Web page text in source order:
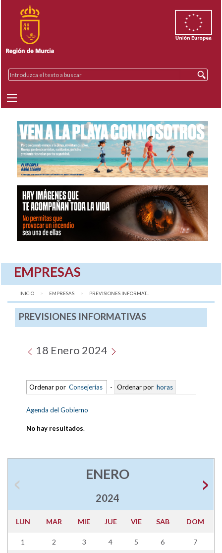
EMPRESAS
INICIO EMPRESAS AQUÍ:
PREVISIONES INFORMAT...
PREVISIONES INFORMATIVAS
18 Enero 2024
Ordenar por Consejerías - Ordenar por horas
Agenda del Gobierno
No hay resultados.
ENERO
2024
LUN MAR MIE JUE VIE SAB DOM
1 2 3 4 5 6 7